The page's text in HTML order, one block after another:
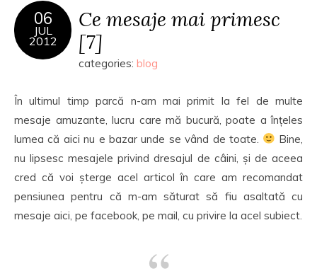
06
JUL
2012
Ce mesaje mai primesc
[7]
categories: blog
În ultimul timp parcă n-am mai primit la fel de multe
mesaje amuzante, lucru care mă bucură, poate a înțeles
lumea că aici nu e bazar unde se vând de toate.
Bine,
nu lipsesc mesajele privind dresajul de câini, și de aceea
cred că voi șterge acel articol în care am recomandat
pensiunea pentru că m-am săturat să fiu asaltată cu
mesaje aici, pe facebook, pe mail, cu privire la acel subiect.